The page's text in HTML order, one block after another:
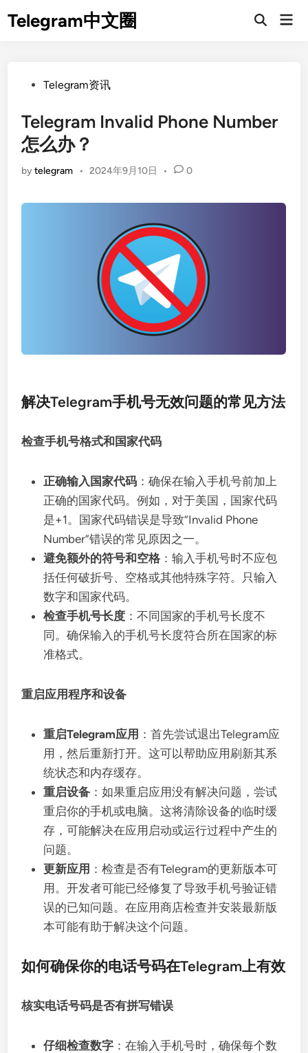
Telegram中文圈
Open
PostedTelegram资讯
Telegram Invalid Phone Number
怎么办？
bytelegram • 2024年9月10日 • 0
解决Telegram手机号无效问题的常见方法
检查手机号格式和国家代码
正确输入国家代码 ：确保在输入手机号前加上
正确的国家代码。例如，对于美国，国家代码
是+1。国家代码错误是导致“Invalid Phone
Number”错误的常见原因之一。
避免额外的符号和空格 ：输入手机号时不应包
括任何破折号、空格或其他特殊字符。只输入
数字和国家代码。
检查手机号长度 ：不同国家的手机号长度不
同。确保输入的手机号长度符合所在国家的标
准格式。
重启应用程序和设备
重启Telegram应用 ：首先尝试退出Telegram应
用，然后重新打开。这可以帮助应用刷新其系
统状态和内存缓存。
重启设备 ：如果重启应用没有解决问题，尝试
重启你的手机或电脑。这将清除设备的临时缓
存，可能解决在应用启动或运行过程中产生的
问题。
更新应用 ：检查是否有Telegram的更新版本可
用。开发者可能已经修复了导致手机号验证错
误的已知问题。在应用商店检查并安装最新版
本可能有助于解决这个问题。
如何确保你的电话号码在Telegram上有效
核实电话号码是否有拼写错误
仔细检查数字 ：在输入手机号时，确保每个数